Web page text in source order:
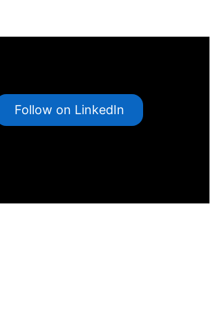
Follow on LinkedIn